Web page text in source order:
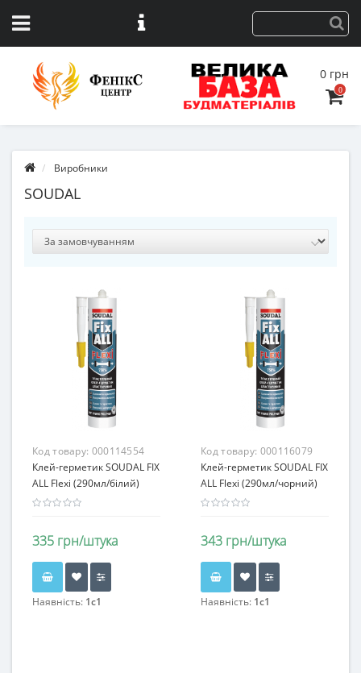
0 грн
0
Виробники
SOUDAL
Код товару: 000114554
Клей-герметик SOUDAL FIX
ALL Flexi (290мл/білий)
335 грн/штука
Наявність: 1c1
Код товару: 000116079
Клей-герметик SOUDAL FIX
ALL Flexi (290мл/чорний)
343 грн/штука
Наявність: 1c1